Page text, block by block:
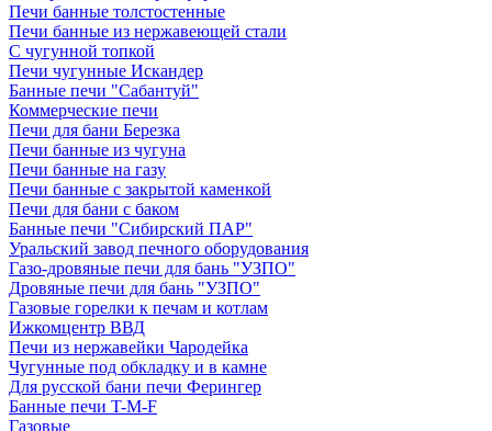
Печи банные толстостенные
Печи банные из нержавеющей стали
С чугунной топкой
Печи чугунные Искандер
Банные печи "Сабантуй"
Коммерческие печи
Печи для бани Березка
Печи банные из чугуна
Печи банные на газу
Печи банные с закрытой каменкой
Печи для бани с баком
Банные печи "Сибирский ПАР"
Уральский завод печного оборудования
Газо-дровяные печи для бань "УЗПО"
Дровяные печи для бань "УЗПО"
Газовые горелки к печам и котлам
Ижкомцентр ВВД
Печи из нержавейки Чародейка
Чугунные под обкладку и в камне
Для русской бани печи Ферингер
Банные печи T-M-F
Газовые